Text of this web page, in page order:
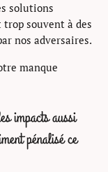
solutions
souvent à des
nos adversaires.
manque
impacts aussi
pénalisé ce